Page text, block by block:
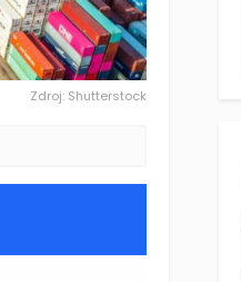
Zdroj: Shutterstock